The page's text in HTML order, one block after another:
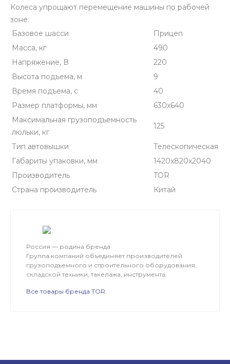
Колеса упрощают перемещение машины по рабочей
зоне.
Базовое шасси
Прицеп
Масса, кг
490
Напряжение, В
220
Высота подъема, м
9
Время подъема, с
40
Размер платформы, мм
630х640
Максимальная грузоподъемность
люльки, кг
125
Тип автовышки
Телескопическая
Габариты упаковки, мм
1420х820х2040
Производитель
TOR
Страна производитель
Китай
Россия — родина бренда
Группа компаний объединяет производителей
грузоподъемного и строительного оборудования,
складской техники, такелажа, инструмента.
Все товары бренда TOR